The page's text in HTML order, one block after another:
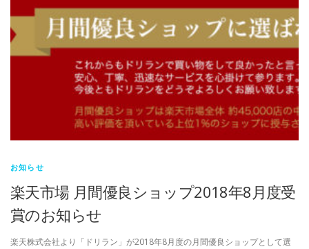
お知らせ
楽天市場 月間優良ショップ2018年8月度受
賞のお知らせ
楽天株式会社より「ドリラン」が2018年8月度の月間優良ショップとして選